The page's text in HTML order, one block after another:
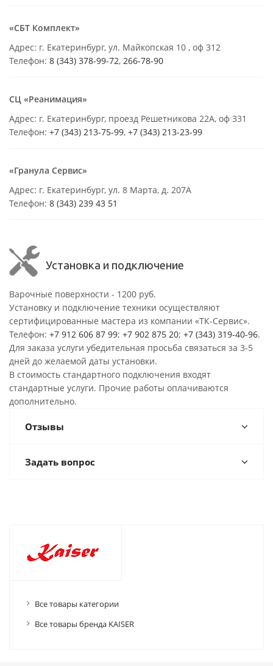
«СБТ Комплект»
Адрес: г. Екатеринбург, ул. Майкопская 10 , оф 312
Телефон: 8 (343) 378-99-72, 266-78-90
СЦ «Реанимация»
Адрес: г. Екатеринбург, проезд Решетникова 22А, оф 331
Телефон: +7 (343) 213-75-99, +7 (343) 213-23-99
«Гранула Сервис»
Адрес: г. Екатеринбург, ул. 8 Марта, д. 207А
Телефон: 8 (343) 239 43 51
Установка и подключение
Варочные поверхности - 1200 руб.
Установку и подключение техники осуществляют
сертифицированные мастера из компании «ТК-Сервис».
Телефон: +7 912 606 87 99; +7 902 875 20; +7 (343) 319-40-96.
Для заказа услуги убедительная просьба связаться за 3-5
дней до желаемой даты установки.
В стоимость стандартного подключения входят
стандартные услуги. Прочие работы оплачиваются
дополнительно.
Отзывы
Задать вопрос
Все товары категории
Все товары бренда KAISER